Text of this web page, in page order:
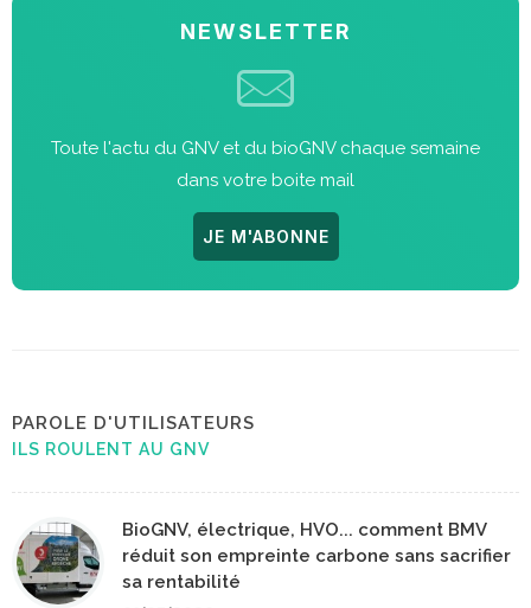
NEWSLETTER
Toute l'actu du GNV et du bioGNV chaque semaine
dans votre boite mail
JE M'ABONNE
PAROLE D'UTILISATEURS
ILS ROULENT AU GNV
BioGNV, électrique, HVO... comment BMV
réduit son empreinte carbone sans sacrifier
sa rentabilité